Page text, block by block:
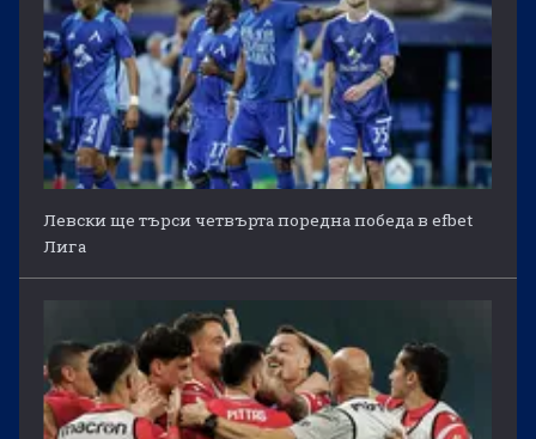
Левски ще търси четвърта поредна победа в efbet
Лига